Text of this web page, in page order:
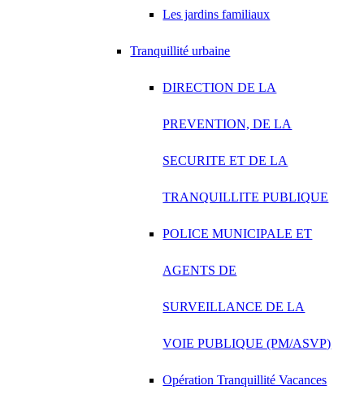
Les jardins familiaux
Tranquillité urbaine
DIRECTION DE LA
PREVENTION, DE LA
SECURITE ET DE LA
TRANQUILLITE PUBLIQUE
POLICE MUNICIPALE ET
AGENTS DE
SURVEILLANCE DE LA
VOIE PUBLIQUE (PM/ASVP)
Opération Tranquillité Vacances